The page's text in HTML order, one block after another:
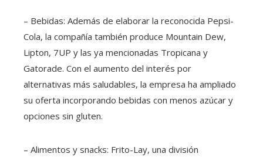
– Bebidas: Además de elaborar la reconocida Pepsi-
Cola, la compañía también produce Mountain Dew,
Lipton, 7UP y las ya mencionadas Tropicana y
Gatorade. Con el aumento del interés por
alternativas más saludables, la empresa ha ampliado
su oferta incorporando bebidas con menos azúcar y
opciones sin gluten.
– Alimentos y snacks: Frito-Lay, una división